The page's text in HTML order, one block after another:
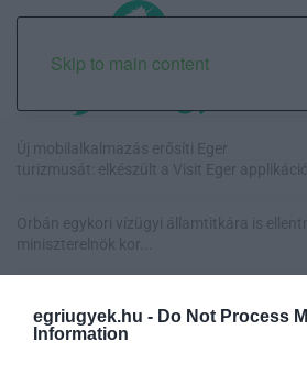
egriugyek.hu - Do Not Process
Information
Skip to main content
Új mobilalkalmazás erősíti Eger
turizmusát: elkészült a Visit Eger applikáció
Orbán egykori vízügyi államtitkára is
miniszterelnök kor...
Halmentés Szarvaskőnél: őshonos és
kiszáradó Eg...